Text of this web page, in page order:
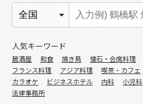
人気キーワード
居酒屋 和食 焼き鳥 懐石・会席料理
フランス料理
アジア料理 喫茶・カフェ
カラオケ
ビジネスホテル 内科 小児科
法律事務所